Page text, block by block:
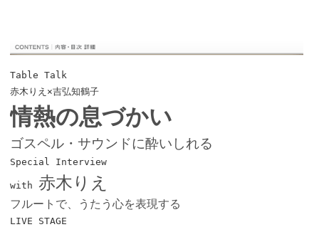
Table Talk
赤木りえ×吉弘知鶴子
情熱の息づかい
ゴスペル・サウンドに酔いしれる
Special Interview
with 赤木りえ
フルートで、うたう心を表現する
LIVE STAGE